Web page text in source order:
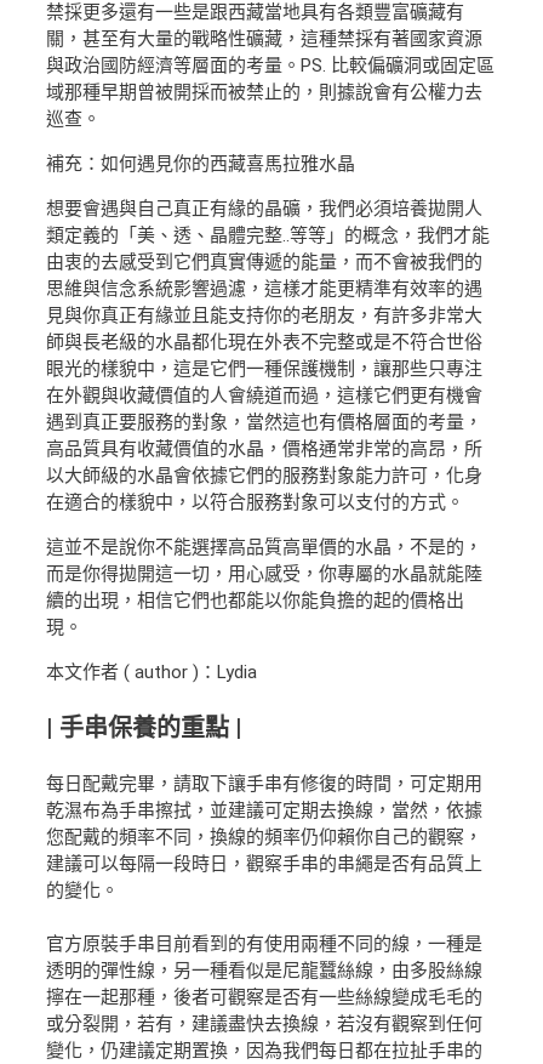
禁採更多還有一些是跟西藏當地具有各類豐富礦藏有
關，甚至有大量的戰略性礦藏，這種禁採有著國家資源
與政治國防經濟等層面的考量。PS. 比較偏礦洞或固定區
域那種早期曾被開採而被禁止的，則據說會有公權力去
巡查。
補充：如何遇見你的西藏喜馬拉雅水晶
想要會遇與自己真正有緣的晶礦，我們必須培養拋開人
類定義的「美、透、晶體完整..等等」的概念，我們才能
由衷的去感受到它們真實傳遞的能量，而不會被我們的
思維與信念系統影響過濾，這樣才能更精準有效率的遇
見與你真正有緣並且能支持你的老朋友，有許多非常大
師與長老級的水晶都化現在外表不完整或是不符合世俗
眼光的樣貌中，這是它們一種保護機制，讓那些只專注
在外觀與收藏價值的人會繞道而過，這樣它們更有機會
遇到真正要服務的對象，當然這也有價格層面的考量，
高品質具有收藏價值的水晶，價格通常非常的高昂，所
以大師級的水晶會依據它們的服務對象能力許可，化身
在適合的樣貌中，以符合服務對象可以支付的方式。
這並不是說你不能選擇高品質高單價的水晶，不是的，
而是你得拋開這一切，用心感受，你專屬的水晶就能陸
續的出現，相信它們也都能以你能負擔的起的價格出
現。
本文作者 ( author )：Lydia
| 手串保養的重點 |
每日配戴完畢，請取下讓手串有修復的時間，可定期用
乾濕布為手串擦拭，並建議可定期去換線，當然，依據
您配戴的頻率不同，換線的頻率仍仰賴你自己的觀察，
建議可以每隔一段時日，觀察手串的串繩是否有品質上
的變化。
官方原裝手串目前看到的有使用兩種不同的線，一種是
透明的彈性線，另一種看似是尼龍蠶絲線，由多股絲線
擰在一起那種，後者可觀察是否有一些絲線變成毛毛的
或分裂開，若有，建議盡快去換線，若沒有觀察到任何
變化，仍建議定期置換，因為我們每日都在拉扯手串的